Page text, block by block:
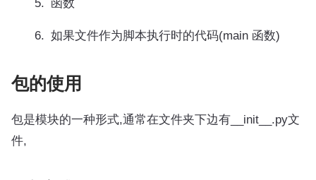
函数
如果文件作为脚本执行时的代码(main 函数)
包的使用
包是模块的一种形式,通常在文件夹下边有__init__.py文
件,